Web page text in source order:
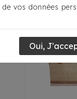
vos données